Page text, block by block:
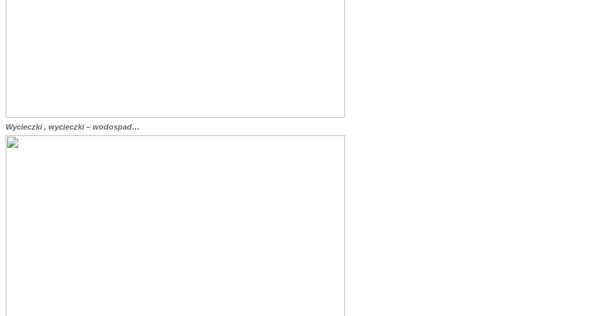
Wycieczki , wycieczki – wodospad…